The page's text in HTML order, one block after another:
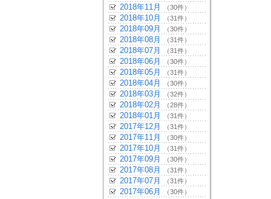
2018年11月 （30件）
2018年10月 （31件）
2018年09月 （30件）
2018年08月 （31件）
2018年07月 （31件）
2018年06月 （30件）
2018年05月 （31件）
2018年04月 （30件）
2018年03月 （32件）
2018年02月 （28件）
2018年01月 （31件）
2017年12月 （31件）
2017年11月 （30件）
2017年10月 （31件）
2017年09月 （30件）
2017年08月 （31件）
2017年07月 （31件）
2017年06月 （30件）